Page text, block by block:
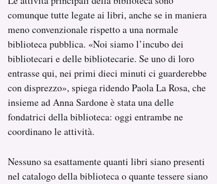
comunque tutte legate ai libri, anche se in maniera
meno convenzionale rispetto a una normale
biblioteca pubblica. «Noi siamo l’incubo dei
bibliotecari e delle bibliotecarie. Se uno di loro
entrasse qui, nei primi dieci minuti ci guarderebbe
con disprezzo», spiega ridendo Paola La Rosa, che
insieme ad Anna Sardone è stata una delle
fondatrici della biblioteca: oggi entrambe ne
coordinano le attività.
Nessuno sa esattamente quanti libri siano presenti
nel catalogo della biblioteca o quante tessere siano